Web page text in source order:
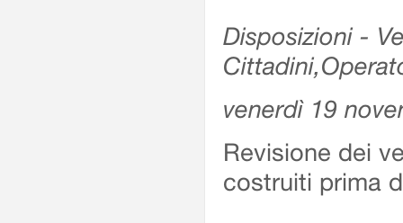
Disposizioni -
venerdì 19
Revisione dei
costruiti prima